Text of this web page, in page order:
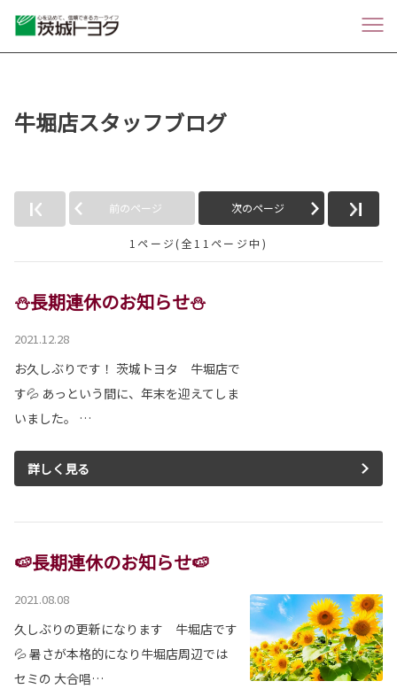
牛堀店スタッフブログ
前のページ 次のページ
1ページ(全11ページ中)
⛄長期連休のお知らせ⛄
2021.12.28
お久しぶりです！ 茨城トヨタ 牛堀店で
す💦 あっという間に、年末を迎えてしま
いました。 …
詳しく見る
🍉長期連休のお知らせ🍉
2021.08.08
久しぶりの更新になります 牛堀店です
💦 暑さが本格的になり牛堀店周辺では
セミの 大合唱…